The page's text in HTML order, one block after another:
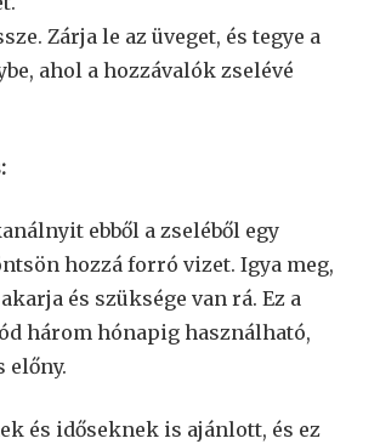
Zárja le az üveget, és tegye a
ahol a hozzávalók zselévé
ebből a zseléből egy
hozzá forró vizet. Igya meg,
és szüksége van rá. Ez a
három hónapig használható,
előny.
és időseknek is ajánlott, és ez